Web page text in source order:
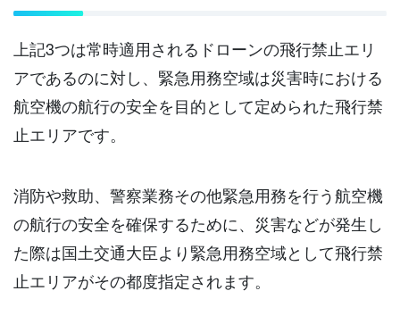
上記3つは常時適用されるドローンの飛行禁止エリ
アであるのに対し、緊急用務空域は災害時における
航空機の航行の安全を目的として定められた飛行禁
止エリアです。
消防や救助、警察業務その他緊急用務を行う航空機
の航行の安全を確保するために、災害などが発生し
た際は国土交通大臣より緊急用務空域として飛行禁
止エリアがその都度指定されます。